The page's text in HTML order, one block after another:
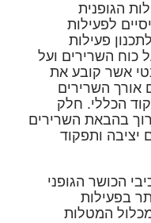
הגופנית
לפעילות
פעילות
כוח השרירים ועל
אשר קובע את
אורך השרירים
הכללי. חלק
בהבאת השרירים
יציבה ותפקוד
הכושר הגופני
בפעילות
המטלות